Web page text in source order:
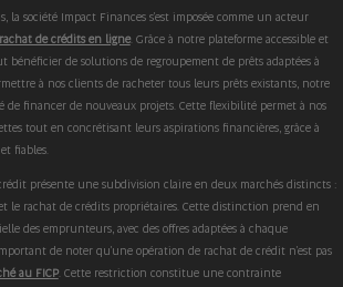
la société Impact Finances s'est imposée comme un acteur
rachat de crédits en ligne. Grâce à notre plateforme accessible et
de solutions de regroupement de prêts adaptées à
à nos clients de racheter tous leurs prêts existants, notre
de financer de nouveaux projets. Cette flexibilité permet à nos
tout en concrétisant leurs aspirations financières, grâce à
fiables.
présente une subdivision claire en deux marchés distincts :
le rachat de crédits propriétaires. Cette distinction prend en
des emprunteurs, avec des offres adaptées à chaque
de noter qu'une opération de rachat de crédit n'est pas
au FICP. Cette restriction constitue une contrainte